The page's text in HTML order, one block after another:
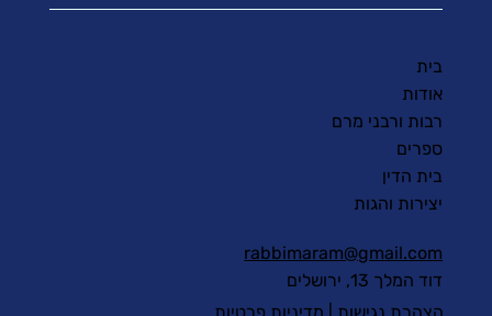
בית
אודות
רבות ורבני מרם
ספרים
בית הדין
יצירות והגות
rabbimaram@gmail.com
דוד המלך 13, ירושלים